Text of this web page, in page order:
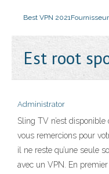
Best VPN 2021
Est root
Administrator
Sling TV n’est disponible
vous remercions pour
il ne reste qu’une seule
avec un VPN. En